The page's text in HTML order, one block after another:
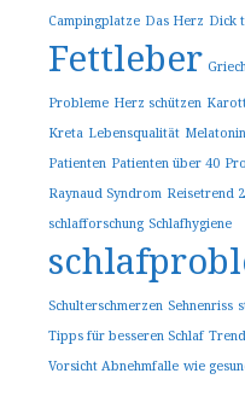
Campingplatze Das Herz Dick
Fettleber
Probleme Herz schützen
Kreta Lebensqualität Melatonin
Patienten Patienten über 40
Raynaud Syndrom Reisetrend
schlafforschung Schlafhygiene
Schulterschmerzen Sehnenriss
Tipps für besseren Schlaf
Vorsicht Abnehmfalle wie